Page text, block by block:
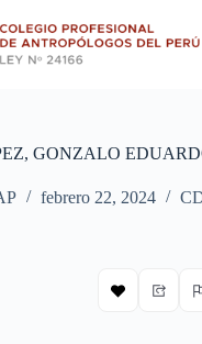
GONZALO
febrero 22, 2024